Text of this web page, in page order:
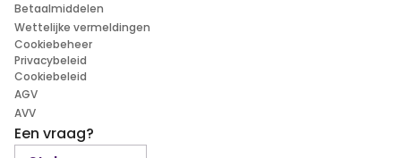
Betaalmiddelen
Wettelijke vermeldingen
Cookiebeheer
Privacybeleid
Cookiebeleid
AGV
AVV
Een vraag?